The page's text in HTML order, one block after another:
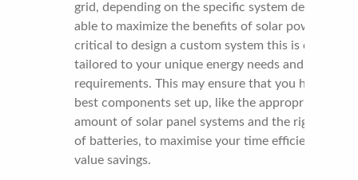
grid, depending on the specific system design. To
able to maximize the benefits of solar power, it is
critical to design a custom system this is certainly
tailored to your unique energy needs and
requirements. This may ensure that you have the
best components set up, like the appropriate
amount of solar panel systems and the right
of batteries, to maximise your time efficiency and
value savings.